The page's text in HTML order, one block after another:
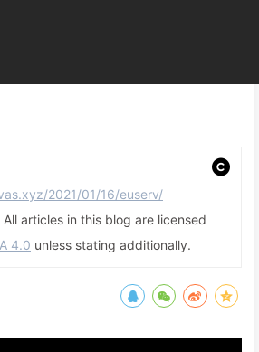
2021/01/16/euserv/
All articles in this blog are licensed
4.0 unless stating additionally.